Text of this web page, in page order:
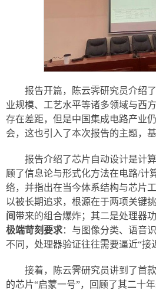
报告开篇，陈云霁研究员介绍
业规模、工艺水平等诸多领域与西
存在差距，但是中国集成电路产业
会，这也引入了本次报告的主题，
报告介绍了芯片自动设计是计
顾了信息论与形式化方法在电路/计
络，并指出在当今体系结构与芯片
以被长期追求，根源在于两项关键
间带来的组合爆炸；其二是处理器
极端苛刻要求：与图像分类、语音
不同，处理器验证往往需要逼近“接
接着，陈云霁研究员讲到了首
的芯片“启蒙一号”，回顾了其二十年